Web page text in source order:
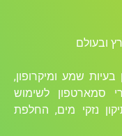
ובעולם
שמע ומיקרופון,
סמארטפון לשימוש
נזקי מים, החלפת